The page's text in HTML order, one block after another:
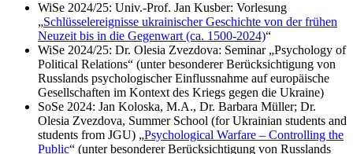
WiSe 2024/25: Univ.-Prof. Jan Kusber: Vorlesung
„Schlüsselereignisse ukrainischer Geschichte von der frühen
Neuzeit bis in die Gegenwart (ca. 1500-2024)“
WiSe 2024/25: Dr. Olesia Zvezdova: Seminar „Psychology of
Political Relations“ (unter besonderer Berücksichtigung von
Russlands psychologischer Einflussnahme auf europäische
Gesellschaften im Kontext des Kriegs gegen die Ukraine)
SoSe 2024: Jan Koloska, M.A., Dr. Barbara Müller; Dr.
Olesia Zvezdova, Summer School (for Ukrainian students and
students from JGU) „Psychological Warfare – Controlling the
Public“ (unter besonderer Berücksichtigung von Russlands